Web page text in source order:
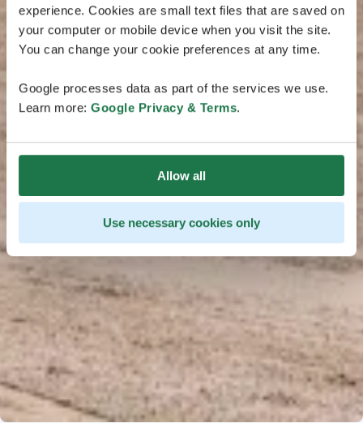
experience. Cookies are small text files that are saved on
your computer or mobile device when you visit the site.
You can change your cookie preferences at any time.
Google processes data as part of the services we use.
Learn more: Google Privacy & Terms.
Allow all
Use necessary cookies only